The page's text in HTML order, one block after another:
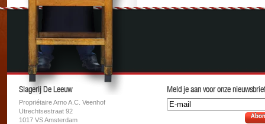
Slagerij De Leeuw
Propriétaire Arno A.C. Veenhof
Utrechtsestraat 92
1017 VS Amsterdam
Meld je aan voor onze